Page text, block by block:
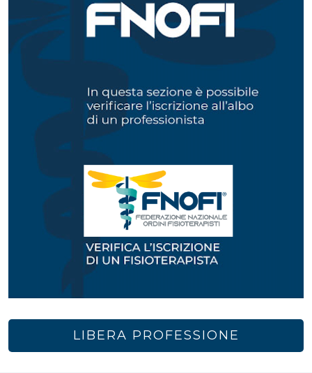
LIBERA PROFESSIONE